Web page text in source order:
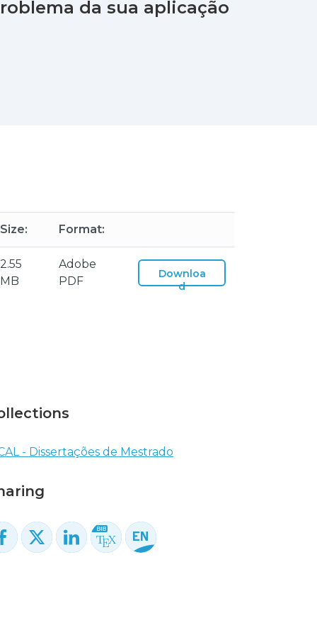
da sua aplicação
Size: Format:
2.55
MB
Adobe
PDF
Downloa
d
- Dissertações de Mestrado